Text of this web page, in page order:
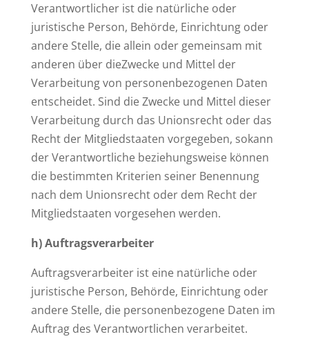
Verantwortlicher ist die natürliche oder
juristische Person, Behörde, Einrichtung oder
andere Stelle, die allein oder gemeinsam mit
anderen über dieZwecke und Mittel der
Verarbeitung von personenbezogenen Daten
entscheidet. Sind die Zwecke und Mittel dieser
Verarbeitung durch das Unionsrecht oder das
Recht der Mitgliedstaaten vorgegeben, sokann
der Verantwortliche beziehungsweise können
die bestimmten Kriterien seiner Benennung
nach dem Unionsrecht oder dem Recht der
Mitgliedstaaten vorgesehen werden.
h) Auftragsverarbeiter
Auftragsverarbeiter ist eine natürliche oder
juristische Person, Behörde, Einrichtung oder
andere Stelle, die personenbezogene Daten im
Auftrag des Verantwortlichen verarbeitet.